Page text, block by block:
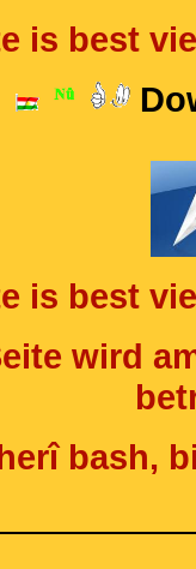
is best
is best
wird
bash,